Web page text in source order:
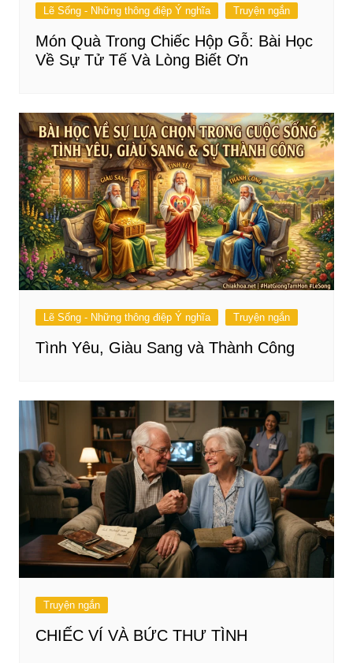
Lẽ Sống - Những thông điệp Ý nghĩa Truyện ngắn
Món Quà Trong Chiếc Hộp Gỗ: Bài Học
Về Sự Tử Tế Và Lòng Biết Ơn
Lẽ Sống - Những thông điệp Ý nghĩa Truyện ngắn
Tình Yêu, Giàu Sang và Thành Công
Truyện ngắn
CHIẾC VÍ VÀ BỨC THƯ TÌNH